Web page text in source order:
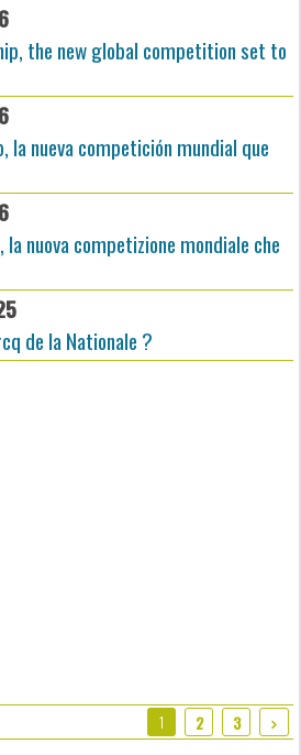
the new global competition set to
la nueva competición mundial que
nuova competizione mondiale che
de la Nationale ?
1 2 3